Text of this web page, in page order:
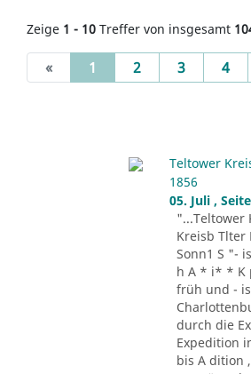
Zeige 1 - 10 Treffer von insgesamt
« 1 (current)
2 3 4
Teltower
1856
05. Juli ,
"...Teltower
Kreisb Tlter
Sonn1 S "-
h A * i* * K
früh und -
durch die
Expedition
bis A dition